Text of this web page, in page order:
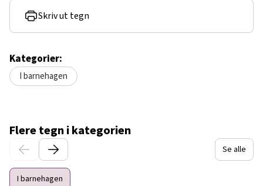
Skriv ut tegn
Kategorier:
I barnehagen
Flere tegn i kategorien
Se alle
I barnehagen